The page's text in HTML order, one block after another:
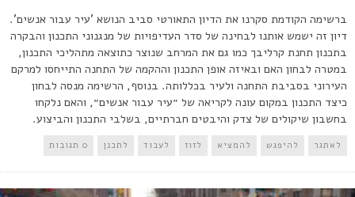
ברשימה הקודמת סקרנו את הדיון התאורטי סביב הנושא 'עיר עבור אנשים'.
דיון זה ישמש אותנו לבחינה של סדר העדיפויות של מנגנוני התכנון והבקרה
בתכנון תחנת קרליבך כמו גם את המרחב שנוצר כתוצאה מתהליכי התכנון,
במטרה לבחון האם ובאיזה אופן התכנון וההקמה של התחנה התייחסו למרקם
העירוני בסביבת התחנה ולעיר בכללותה. בנוסף, הרשימה מנסה לבחון
כיצד התכנון במקום עונה לקריאה של ״עיר עבור אנשים״, והאם נלקחו
בחשבון שיקולים של צדק והיבטים חברתיים, בשלבי התכנון והביצוע.
לאתגר להיפגש להמציא לזוז לעבוד לתכנן 0 תגובות